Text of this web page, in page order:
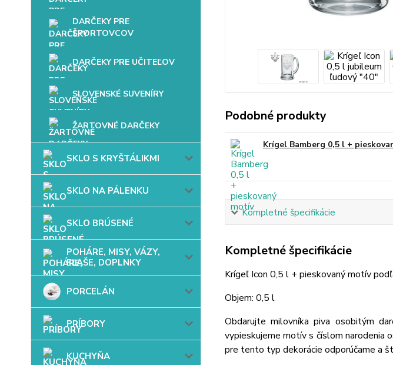
DARČEKY PRE
ŠPORTOVCOV
DARČEKY PRE UČITEĽOV
SLOVENSKÉ SUVENÍRY
ŽARTOVNÉ DARČEKY
SKLO S KRYŠTÁLIKMI
SKLO NA PÁLENKU
SKLO BRÚSENÉ
POHÁRE, MISY, VÁZY,
FĽAŠE, DOPLNKY
PORCELÁN
PRÍBORY
KUCHYŇA
Podobné produkty
Krígel Bamberg 0,5 l +
Kompletné špecifikácie
Kompletné špecifikácie
Krígeľ Icon 0,5 l + pieskovaný motív
Objem: 0,5 l
Obdarujte milovníka piva osobitým
vypieskujeme motív s číslom narodenia
pre tento typ dekorácie odporúčame a